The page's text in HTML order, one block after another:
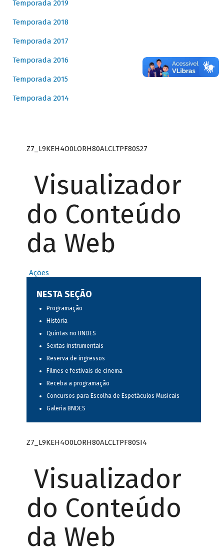
Temporada 2019
Temporada 2018
Temporada 2017
Temporada 2016
Temporada 2015
Temporada 2014
Z7_L9KEH4O0LORH80ALCLTPF80S27
Visualizador
do Conteúdo
da Web
Ações
NESTA SEÇÃO
Programação
História
Quintas no BNDES
Sextas instrumentais
Reserva de ingressos
Filmes e festivais de cinema
Receba a programação
Concursos para Escolha de Espetáculos Musicais
Galeria BNDES
Z7_L9KEH4O0LORH80ALCLTPF80SI4
Visualizador
do Conteúdo
da Web